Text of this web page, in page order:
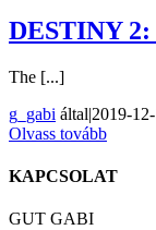
DESTINY 2:
The [...]
g_gabi által|2019-
Olvass tovább
KAPCSOLAT
GUT GABI